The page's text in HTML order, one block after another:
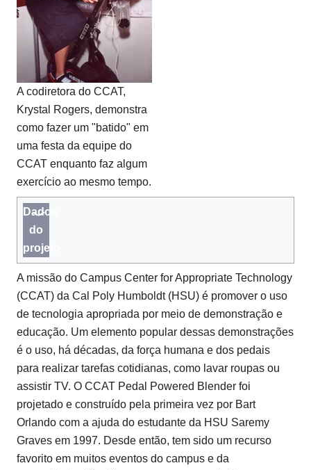
A codiretora do CCAT,
Krystal Rogers, demonstra
como fazer um "batido" em
uma festa da equipe do
CCAT enquanto faz algum
exercício ao mesmo tempo.
Dados
do
projeto
A missão do Campus Center for Appropriate Technology
(CCAT) da Cal Poly Humboldt (HSU) é promover o uso
de tecnologia apropriada por meio de demonstração e
educação. Um elemento popular dessas demonstrações
é o uso, há décadas, da força humana e dos pedais
para realizar tarefas cotidianas, como lavar roupas ou
assistir TV. O CCAT Pedal Powered Blender foi
projetado e construído pela primeira vez por Bart
Orlando com a ajuda do estudante da HSU Saremy
Graves em 1997. Desde então, tem sido um recurso
favorito em muitos eventos do campus e da